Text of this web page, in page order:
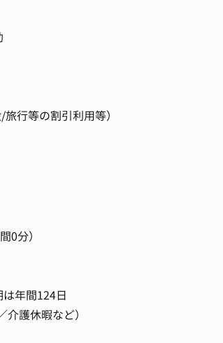
行等の割引利用等）
0分）
年間124日
護休暇など）